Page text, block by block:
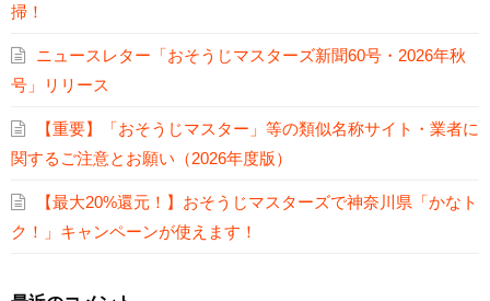
掃！
ニュースレター「おそうじマスターズ新聞60号・2026年秋
号」リリース
【重要】「おそうじマスター」等の類似名称サイト・業者に
関するご注意とお願い（2026年度版）
【最大20%還元！】おそうじマスターズで神奈川県「かなト
ク！」キャンペーンが使えます！